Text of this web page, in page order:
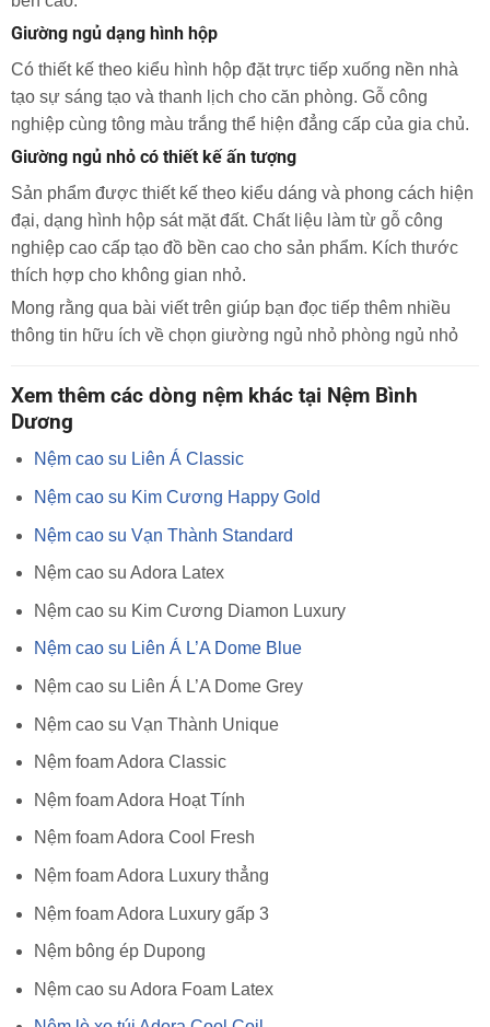
Giường ngủ dạng hình hộp
Có thiết kế theo kiểu hình hộp đặt trực tiếp xuống nền nhà
tạo sự sáng tạo và thanh lịch cho căn phòng. Gỗ công
nghiệp cùng tông màu trắng thể hiện đẳng cấp của gia chủ.
Giường ngủ nhỏ có thiết kế ấn tượng
Sản phẩm được thiết kế theo kiểu dáng và phong cách hiện
đại, dạng hình hộp sát mặt đất. Chất liệu làm từ gỗ công
nghiệp cao cấp tạo đồ bền cao cho sản phẩm. Kích thước
thích hợp cho không gian nhỏ.
Mong rằng qua bài viết trên giúp bạn đọc tiếp thêm nhiều
thông tin hữu ích về chọn giường ngủ nhỏ phòng ngủ nhỏ
Xem thêm các dòng nệm khác tại Nệm Bình
Dương
Nệm cao su Liên Á Classic
Nệm cao su Kim Cương Happy Gold
Nệm cao su Vạn Thành Standard
Nệm cao su Adora Latex
Nệm cao su Kim Cương Diamon Luxury
Nệm cao su Liên Á L’A Dome Blue
Nệm cao su Liên Á L’A Dome Grey
Nệm cao su Vạn Thành Unique
Nệm foam Adora Classic
Nệm foam Adora Hoạt Tính
Nệm foam Adora Cool Fresh
Nệm foam Adora Luxury thẳng
Nệm foam Adora Luxury gấp 3
Nệm bông ép Dupong
Nệm cao su Adora Foam Latex